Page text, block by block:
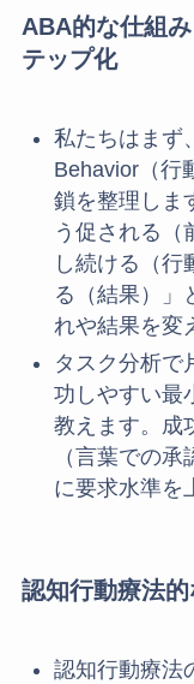
ABA的な仕組
テップ化
私たちはまず
Behavior（行
鎖を整理しま
う促される
し続ける（
る（結果）」
れや結果を変
タスク分析で
功しやすい最
教えます。成
（言葉での
に要求水準を
認知行動療法
認知行動療法